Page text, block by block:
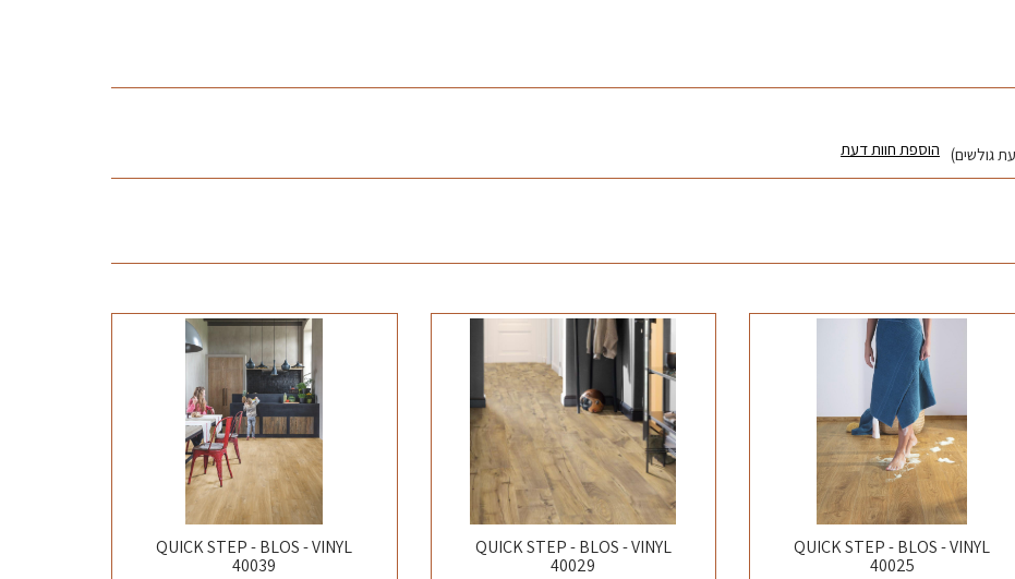
הוספת חוות דעת
QUICK STEP - BLOS - VINYL
40025
QUICK STEP - BLOS - VINYL
40029
QUICK STEP - BLOS - VINYL
40039